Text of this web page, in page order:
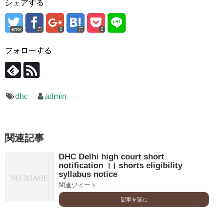
シェアする
error 0 0
フォローする
dhc admin
関連記事
DHC Delhi high court short
notification ।। shorts eligibility
syllabus notice
関連ツイート
記事を読む